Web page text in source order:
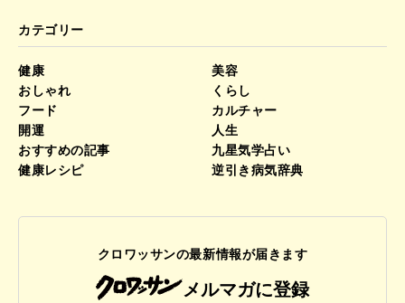
カテゴリー
健康
美容
おしゃれ
くらし
フード
カルチャー
開運
人生
おすすめの記事
九星気学占い
健康レシピ
逆引き病気辞典
クロワッサンの最新情報が届きます
メルマガに登録